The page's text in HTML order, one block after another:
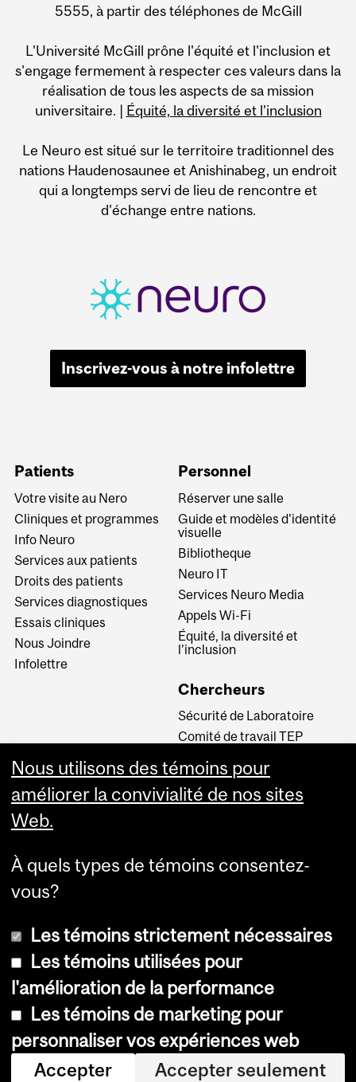
5555, à partir des téléphones de McGill
L'Université McGill prône l'équité et l'inclusion et
s'engage fermement à respecter ces valeurs dans la
réalisation de tous les aspects de sa mission
universitaire. | Équité, la diversité et l’inclusion
Le Neuro est situé sur le territoire traditionnel des
nations Haudenosaunee et Anishinabeg, un endroit
qui a longtemps servi de lieu de rencontre et
d'échange entre nations.
Inscrivez-vous à notre infolettre
Patients
Votre visite au Nero
Cliniques et programmes
Info Neuro
Services aux patients
Droits des patients
Services diagnostiques
Essais cliniques
Nous Joindre
Infolettre
Personnel
Réserver une salle
Guide et modèles d'identité
visuelle
Bibliotheque
Neuro IT
Services Neuro Media
Appels Wi-Fi
Équité, la diversité et
l’inclusion
Chercheurs
Sécurité de Laboratoire
Comité de travail TEP
Comité d’éthique de la
recherche du CUSM
Carrière au Neuro
Accessibilité
Avis sur les témoins
Nous utilisons des témoins pour
améliorer la convivialité de nos sites
Web.
À quels types de témoins consentez-
vous?
Les témoins strictement nécessaires
Les témoins utilisées pour
l'amélioration de la performance
Les témoins de marketing pour
personnaliser vos expériences web
Accepter
Accepter seulement